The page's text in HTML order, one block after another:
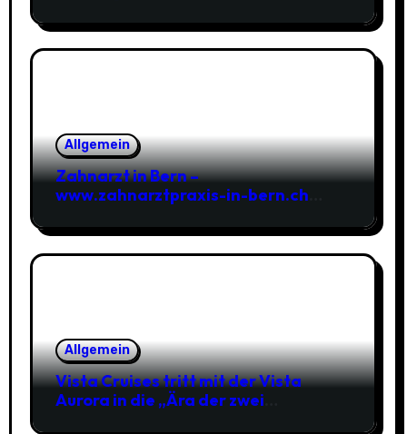
Erlenwiese in Deutschland bereit
Allgemein
Zahnarzt in Bern –
www.zahnarztpraxis-in-bern.ch
Allgemein
Vista Cruises tritt mit der Vista
Aurora in die „Ära der zwei